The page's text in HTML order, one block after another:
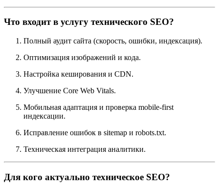
Что входит в услугу технического SEO?
Полный аудит сайта (скорость, ошибки, индексация).
Оптимизация изображений и кода.
Настройка кеширования и CDN.
Улучшение Core Web Vitals.
Мобильная адаптация и проверка mobile-first
индексации.
Исправление ошибок в sitemap и robots.txt.
Техническая интеграция аналитики.
Для кого актуально техническое SEO?